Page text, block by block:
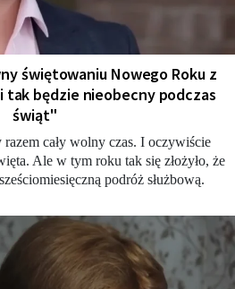
świętowaniu Nowego Roku z
tak będzie nieobecny podczas
świąt"
cały wolny czas. I oczywiście
Ale w tym roku tak się złożyło, że
podróż służbową.